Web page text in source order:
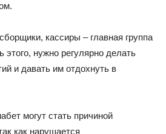
кассиры – главная группа
этого, нужно регулярно делать
и давать им отдохнуть в
могут стать причиной
как нарушается